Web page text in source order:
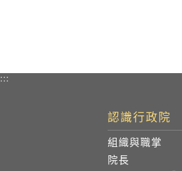
:::
認識行政院
組織與職掌
院長